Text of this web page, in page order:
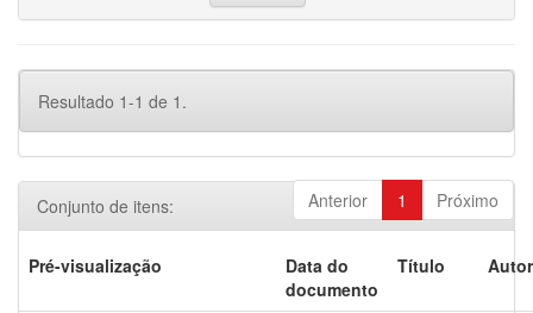
Resultado 1-1 de 1.
Anterior 1 Próximo
Conjunto de itens:
Pré-visualização
Data do
documento
Título